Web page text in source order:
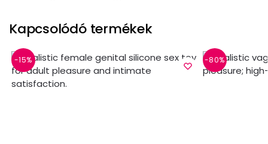
Kapcsolódó termékek
-15% -80%